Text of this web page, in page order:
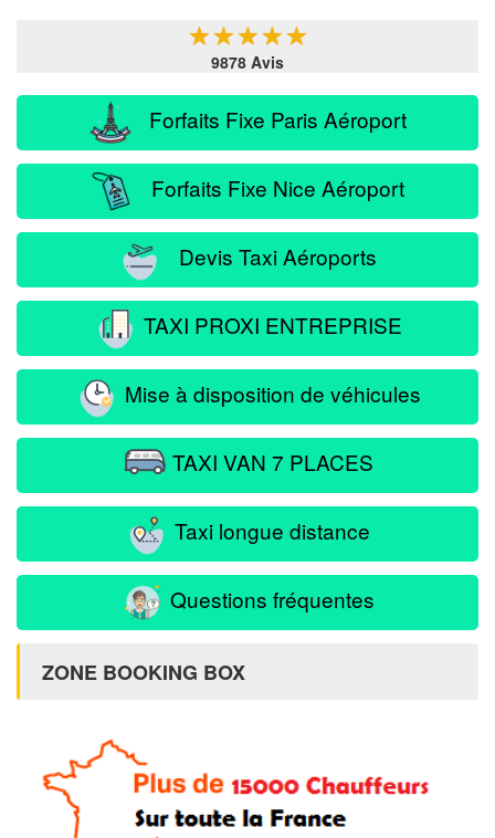
★★★★★
9878 Avis
Forfaits Fixe Paris Aéroport
Forfaits Fixe Nice Aéroport
Devis Taxi Aéroports
TAXI PROXI ENTREPRISE
Mise à disposition de véhicules
TAXI VAN 7 PLACES
Taxi longue distance
Questions fréquentes
ZONE BOOKING BOX